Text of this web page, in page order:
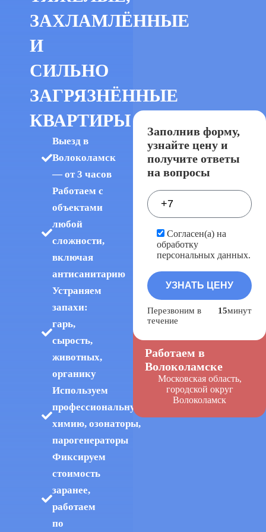
ЗАХЛАМЛЁННЫЕ
И
СИЛЬНО
ЗАГРЯЗНЁННЫЕ
КВАРТИРЫ
Выезд в
Волоколамск
— от 3 часов
Работаем с
объектами
любой
сложности,
включая
антисанитарию
Устраняем
запахи:
гарь,
сырость,
животных,
органику
Используем
профессиональную
химию, озонаторы,
парогенераторы
Фиксируем
стоимость
заранее,
работаем
по
Заполнив форму,
узнайте цену и
получите ответы
на вопросы
Согласен(а) на
обработку
персональных данных.
Перезвоним в
течение
15минут
Работаем в
Волоколамске
Московская область,
городской округ
Волоколамск